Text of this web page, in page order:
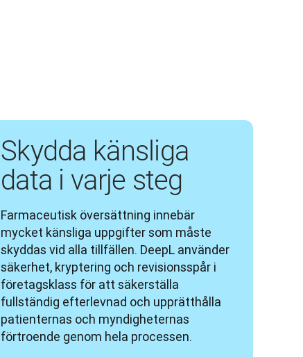
Skydda känsliga
data i varje steg
Farmaceutisk översättning innebär
mycket känsliga uppgifter som måste
skyddas vid alla tillfällen. DeepL använder
säkerhet, kryptering och revisionsspår i
företagsklass för att säkerställa
fullständig efterlevnad och upprätthålla
patienternas och myndigheternas
förtroende genom hela processen.